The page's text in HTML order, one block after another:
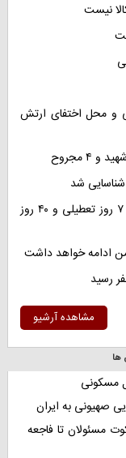
نیست
و محل اختفای ارتش
رهبر و پیشوای شیعیان جهان به شهادت رسید/ ۷ روز تعطیلی و ۴۰ روز
مشاهده آرشیو
ها
صهیونی به ایران
مسئولان تا فاجعه